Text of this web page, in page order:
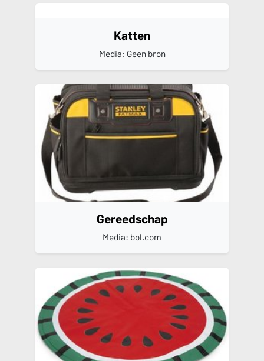
Katten
Media: Geen bron
Gereedschap
Media: bol.com